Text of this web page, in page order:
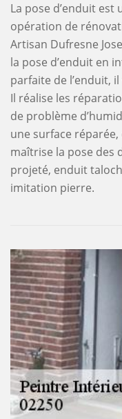
La pose d’enduit
opération de
Artisan Dufresne
la pose d’enduit en
parfaite de l’enduit,
Il réalise les
de problème
une surface
maîtrise la pose des
projeté, enduit
imitation pierre.